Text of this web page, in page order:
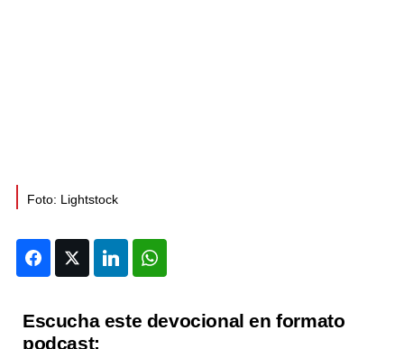
Foto: Lightstock
FacebookTwitter LinkedIn
Escucha este devocional en formato
podcast: